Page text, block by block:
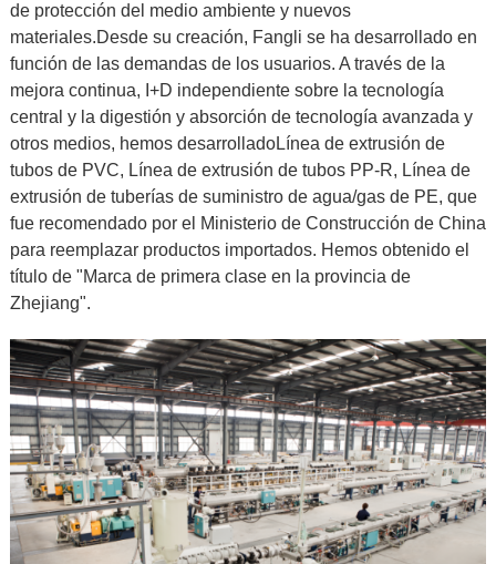
de protección del medio ambiente y nuevos
materiales.Desde su creación, Fangli se ha desarrollado en
función de las demandas de los usuarios. A través de la
mejora continua, I+D independiente sobre la tecnología
central y la digestión y absorción de tecnología avanzada y
otros medios, hemos desarrolladoLínea de extrusión de
tubos de PVC, Línea de extrusión de tubos PP-R, Línea de
extrusión de tuberías de suministro de agua/gas de PE, que
fue recomendado por el Ministerio de Construcción de China
para reemplazar productos importados. Hemos obtenido el
título de "Marca de primera clase en la provincia de
Zhejiang".